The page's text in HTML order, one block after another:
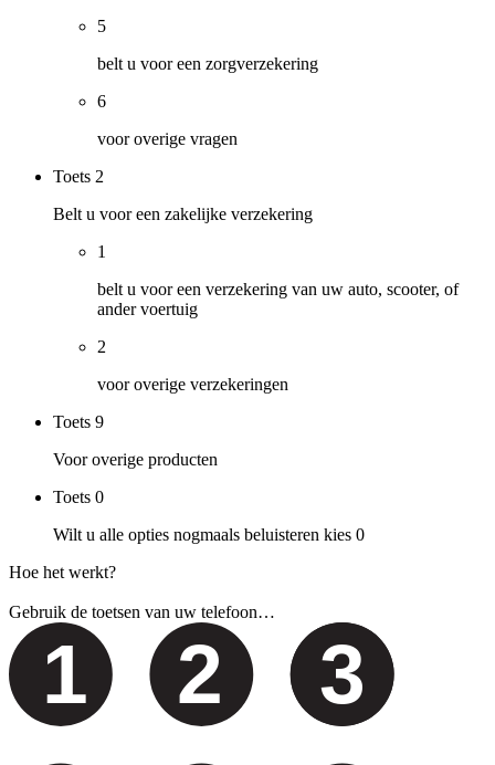
5
belt u voor een zorgverzekering
6
voor overige vragen
Toets 2
Belt u voor een zakelijke verzekering
1
belt u voor een verzekering van uw auto, scooter, of
ander voertuig
2
voor overige verzekeringen
Toets 9
Voor overige producten
Toets 0
Wilt u alle opties nogmaals beluisteren kies 0
Hoe het werkt?
Gebruik de toetsen van uw telefoon…
1 2 3